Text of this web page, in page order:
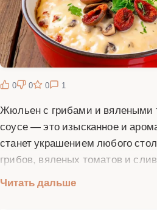
0 0 0 1
Жюльен с грибами и вялеными
соусе — это изысканное и
станет украшением любого
грибов, вяленых томатов и
требовательным гурманам.
Читать дальше